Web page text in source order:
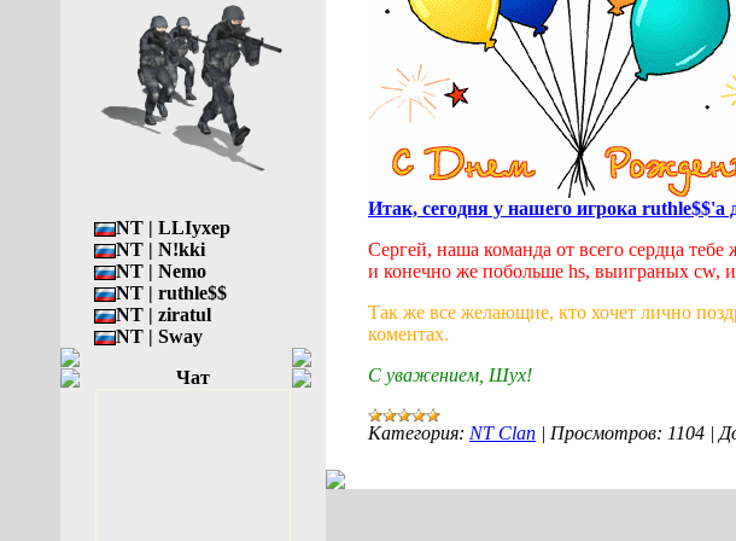
NT | LLIyxep
NT | N!kki
NT | Nemo
NT | ruthle$$
NT | ziratul
NT | Sway
Чат
Итак, сегодня у нашего игрока ruthle$$'a
Сергей, наша команда от всего сердца тебе
и конечно же побольше hs, выиграных cw,
Так же все желающие, кто хочет лично
коментах.
С уважением, Шух!
Категория: NT Clan | Просмотров: 1104 |